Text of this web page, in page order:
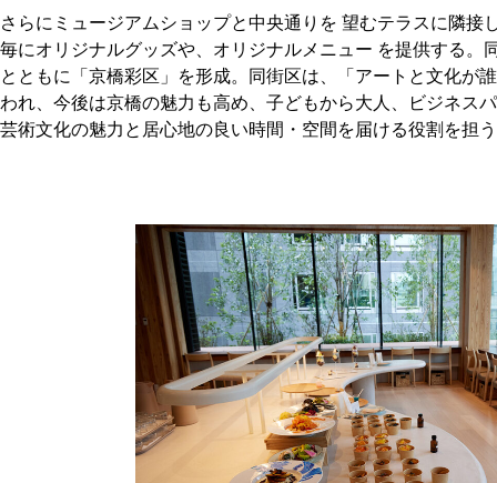
さらにミュージアムショップと中央通りを 望むテラスに隣接
毎にオリジナルグッズや、オリジナルメニュー を提供する。
とともに「京橋彩区」を形成。同街区は、「アートと文化が
われ、今後は京橋の魅力も高め、子どもから大人、ビジネス
芸術文化の魅力と居心地の良い時間・空間を届ける役割を担う